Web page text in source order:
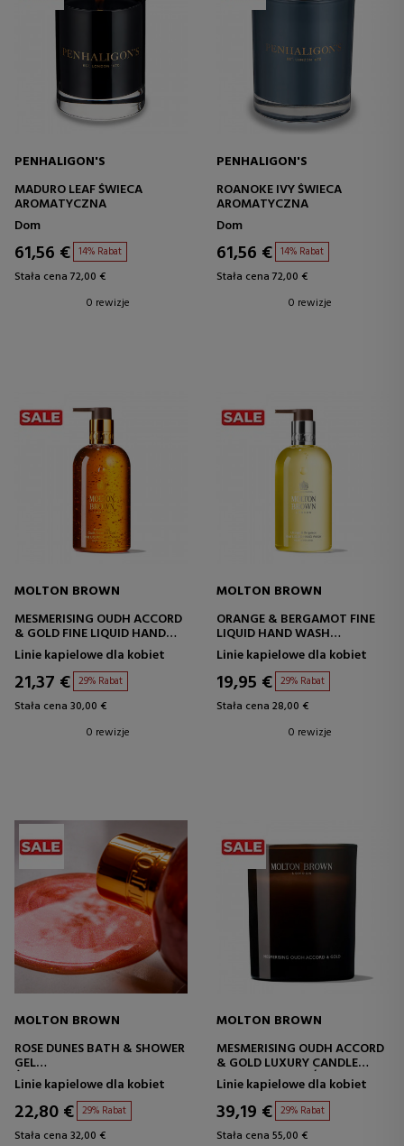
PENHALIGON'S
MADURO LEAF ŚWIECA
AROMATYCZNA
Dom
61,56 € 14% Rabat
Stała cena 72,00 €
0 rewizje
PENHALIGON'S
ROANOKE IVY ŚWIECA
AROMATYCZNA
Dom
61,56 € 14% Rabat
Stała cena 72,00 €
0 rewizje
MOLTON BROWN
MESMERISING OUDH ACCORD
& GOLD FINE LIQUID HAND
WASH
MYDŁO DO RĄK
Linie kapielowe dla kobiet
21,37 € 29% Rabat
Stała cena 30,00 €
0 rewizje
MOLTON BROWN
ORANGE & BERGAMOT FINE
LIQUID HAND WASH
MYDŁO DO RĄK
Linie kapielowe dla kobiet
19,95 € 29% Rabat
Stała cena 28,00 €
0 rewizje
MOLTON BROWN
ROSE DUNES BATH & SHOWER
GEL
ŻEL DO KĄPIELI
Linie kapielowe dla kobiet
22,80 € 29% Rabat
Stała cena 32,00 €
MOLTON BROWN
MESMERISING OUDH ACCORD
& GOLD LUXURY CANDLE
AROMATYCZNA ŚWIECA
DOMOWA
Linie kapielowe dla kobiet
39,19 € 29% Rabat
Stała cena 55,00 €